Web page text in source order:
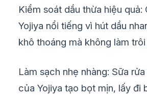
Kiểm soát dầu thừa hiệu quả:
Yojiya nổi tiếng vì hút dầu
khô thoáng mà không làm
Làm sạch nhẹ nhàng: Sữa
của Yojiya tạo bọt mịn, lấy đi